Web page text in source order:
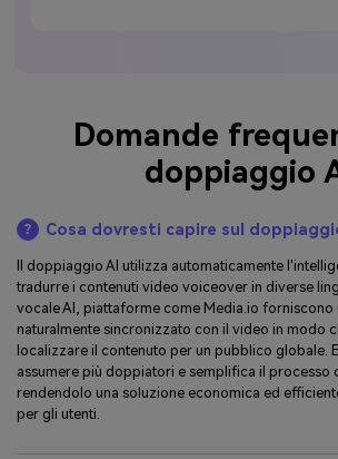
Domande
doppiaggio
Cosa dovresti capire sul
Il doppiaggio AI utilizza automaticamente
tradurre i contenuti video voiceover in diverse
vocale AI, piattaforme come Media.io forniscono
naturalmente sincronizzato con il video in modo
localizzare il contenuto per un pubblico globale.
assumere più doppiatori e semplifica il processo
rendendolo una soluzione economica ed
per gli utenti.